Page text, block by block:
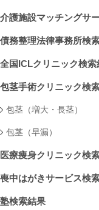
介護施設マッチングサ
債務整理法律事務所検
全国ICLクリニック検索
包茎手術クリニック検
包茎（増大・長茎）
包茎（早漏）
医療痩身クリニック検
喪中はがきサービス検
塾検索結果